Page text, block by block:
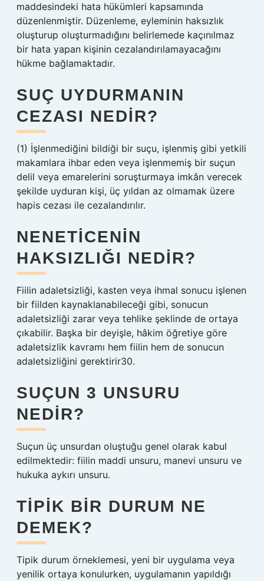
maddesindeki hata hükümleri kapsamında
düzenlenmiştir. Düzenleme, eyleminin haksızlık
oluşturup oluşturmadığını belirlemede kaçınılmaz
bir hata yapan kişinin cezalandırılamayacağını
hükme bağlamaktadır.
SUÇ UYDURMANIN
CEZASI NEDIR?
(1) İşlenmediğini bildiği bir suçu, işlenmiş gibi yetkili
makamlara ihbar eden veya işlenmemiş bir suçun
delil veya emarelerini soruşturmaya imkân verecek
şekilde uyduran kişi, üç yıldan az olmamak üzere
hapis cezası ile cezalandırılır.
NENETICENIN
HAKSIZLIĞI NEDIR?
Fiilin adaletsizliği, kasten veya ihmal sonucu işlenen
bir fiilden kaynaklanabileceği gibi, sonucun
adaletsizliği zarar veya tehlike şeklinde de ortaya
çıkabilir. Başka bir deyişle, hâkim öğretiye göre
adaletsizlik kavramı hem fiilin hem de sonucun
adaletsizliğini gerektirir30.
SUÇUN 3 UNSURU
NEDIR?
Suçun üç unsurdan oluştuğu genel olarak kabul
edilmektedir: fiilin maddi unsuru, manevi unsuru ve
hukuka aykırı unsuru.
TIPIK BIR DURUM NE
DEMEK?
Tipik durum örneklemesi, yeni bir uygulama veya
yenilik ortaya konulurken, uygulamanın yapıldığı